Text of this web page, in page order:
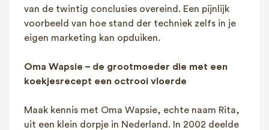
van de twintig conclusies overeind. Een pijnlijk
voorbeeld van hoe stand der techniek zelfs in je
eigen marketing kan opduiken.
Oma Wapsie – de grootmoeder die met een
koekjesrecept een octrooi vloerde
Maak kennis met Oma Wapsie, echte naam Rita,
uit een klein dorpje in Nederland. In 2002 deelde